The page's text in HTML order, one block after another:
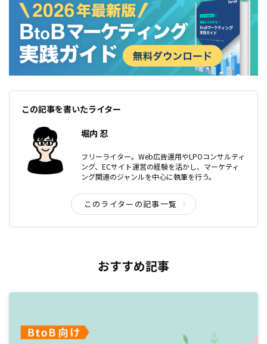
この記事を書いたライター
堀内 忍
フリーライター。Web広告運用やLPOコンサルティ
ング、ECサイト運営の経験を活かし、マーケティ
ング関連のジャンルを中心に執筆を行う。
このライターの記事一覧
おすすめ記事